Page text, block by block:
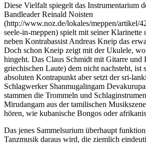
Diese Vielfalt spiegelt das Instrumentarium
Bandleader Reinald Noisten
(http://www.noz.de/lokales/meppen/artikel/
seele-in-meppen) spielt mit seiner Klarinette
neben Kontrabassist Andreas Kneip das
Doch schon Kneip zeigt mit der Ukulele,
hingeht. Das Claus Schmidt mit Gitarre und
griechischen Laute) dem nicht nachsteht, ist
absoluten Kontrapunkt aber setzt der sri-
Schlagwerker Shanmugalingam
stammen die Trommeln und
Mirudangam aus der tamilischen
hören, wie kubanische Bongos oder
Das jenes Sammelsurium überhaupt
Tanzmusik daraus wird, die ziemlich